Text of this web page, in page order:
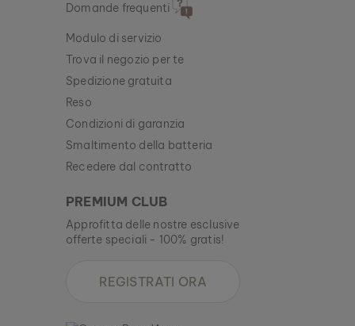
Domande frequenti
Modulo di servizio
Trova il negozio per te
Spedizione gratuita
Reso
Condizioni di garanzia
Smaltimento della batteria
Recedere dal contratto
PREMIUM CLUB
Approfitta delle nostre esclusive
offerte speciali - 100% gratis!
REGISTRATI ORA